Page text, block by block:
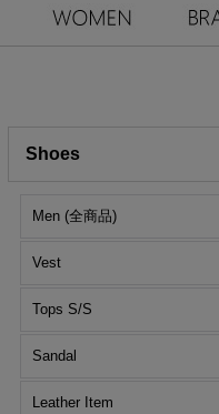
Shoes
Men (全商品)
Vest
Tops S/S
Sandal
Leather Item